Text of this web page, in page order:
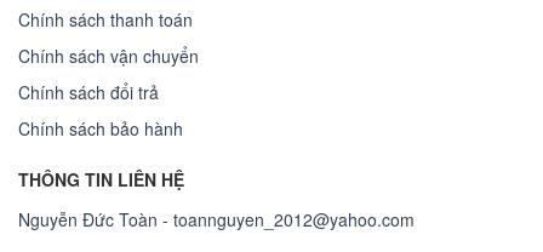
Chính sách thanh toán
Chính sách vận chuyển
Chính sách đổi trả
Chính sách bảo hành
THÔNG TIN LIÊN HỆ
Nguyễn Đức Toàn - toannguyen_2012@yahoo.com